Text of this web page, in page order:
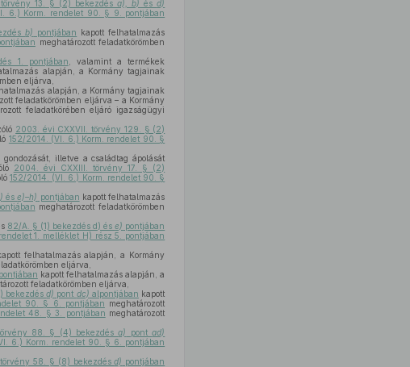
13. § (2) bekezdésa), b) ésd)
6.) Korm. rendelet 90. § 9. pontjában
b) pontjában kapott felhatalmazás
meghatározott feladatkörömben
1. pontjában , valamint a termékek
alapján, a Kormány tagjainak
eljárva,
alapján, a Kormány tagjainak
feladatkörömben eljárva – a Kormány
feladatkörében eljáró igazságügyi
2003. évi CXXVII. törvény 129. § (2)
152/2014. (VI. 6.) Korm. rendelet 90. §
illetve a családtag ápolását
2004. évi CXXIII. törvény 17. § (2)
152/2014. (VI. 6.) Korm. rendelet 90. §
ése)–h) pontjában kapott felhatalmazás
meghatározott feladatkörömben
82/A. § (1) bekezdés d) ése) pontjában
1. melléklet H) rész 5. pontjában
felhatalmazás alapján, a Kormány
eljárva,
pontjában kapott felhatalmazás alapján, a
feladatkörömben eljárva,
bekezdésd) pont dc) alpontjában kapott
90. § 6. pontjában meghatározott
48. § 3. pontjában meghatározott
88. § (4) bekezdésa) pontad)
6.) Korm. rendelet 90. § 6. pontjában
törvény 58. § (8) bekezdésd) pontjában